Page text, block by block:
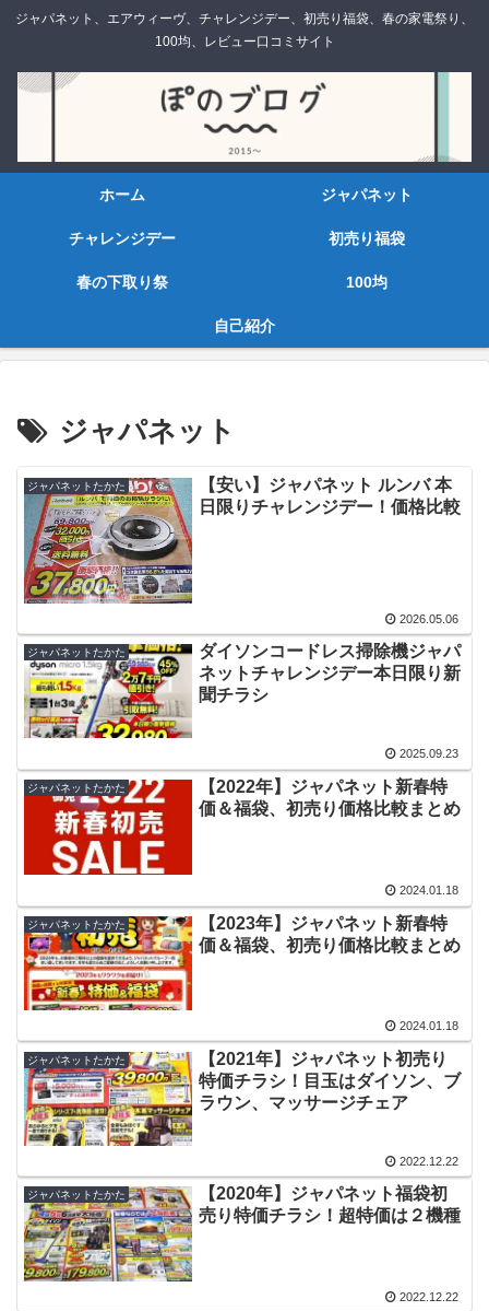
ジャパネット、エアウィーヴ、チャレンジデー、初売り福袋、春の家電祭り、
100均、レビュー口コミサイト
ホーム ジャパネット
チャレンジデー 初売り福袋
春の下取り祭 100均
自己紹介
ジャパネット
ジャパネットたかた
【安い】ジャパネット ルンバ 本
日限りチャレンジデー！価格比較
2026.05.06
ジャパネットたかた
ダイソンコードレス掃除機ジャパ
ネットチャレンジデー本日限り新
聞チラシ
2025.09.23
ジャパネットたかた
【2022年】ジャパネット新春特
価＆福袋、初売り価格比較まとめ
2024.01.18
ジャパネットたかた
【2023年】ジャパネット新春特
価＆福袋、初売り価格比較まとめ
2024.01.18
ジャパネットたかた
【2021年】ジャパネット初売り
特価チラシ！目玉はダイソン、ブ
ラウン、マッサージチェア
2022.12.22
ジャパネットたかた
【2020年】ジャパネット福袋初
売り特価チラシ！超特価は２機種
2022.12.22